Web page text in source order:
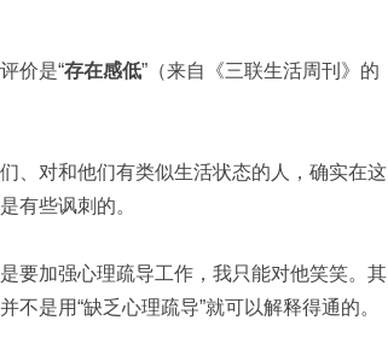
价是“存在感低” （来自《三联生活周刊》的
、对和他们有类似生活状态的人，确实在这
有些讽刺的。
要加强心理疏导工作，我只能对他笑笑。其
不是用“缺乏心理疏导”就可以解释得通的。